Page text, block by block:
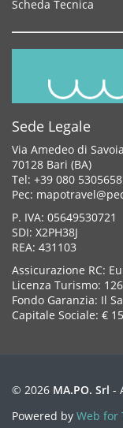
Scheda Tecnica
Sede Legale
Via Amedeo di
70128 Bari (BA)
Tel: +39 080
Pec:
P. IVA: 05649530721
SDI: X2PH38J
REA: 431103
Assicurazione RC:
Licenza Turismo:
Fondo Garanzia: Il
Capitale Sociale: €
© 2026 MA.PO. Srl -
Powered by Web for